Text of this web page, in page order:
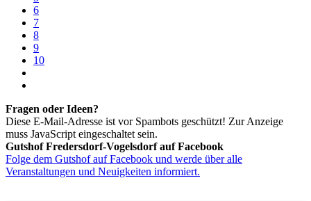
6
7
8
9
10
Fragen oder Ideen?
Diese E-Mail-Adresse ist vor Spambots geschützt! Zur Anzeige
muss JavaScript eingeschaltet sein.
Gutshof Fredersdorf-Vogelsdorf auf Facebook
Folge dem Gutshof auf Facebook und werde über alle
Veranstaltungen und Neuigkeiten informiert.